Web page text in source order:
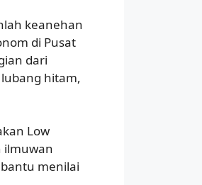
keanehan
di Pusat
dari
hitam,
Low
ilmuwan
menilai